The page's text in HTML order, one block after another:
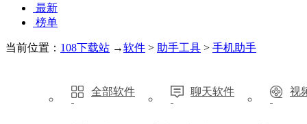
最新
榜单
当前位置： 108下载站 →软件 > 助手工具 > 手机助手
全部软件 聊天软件 视